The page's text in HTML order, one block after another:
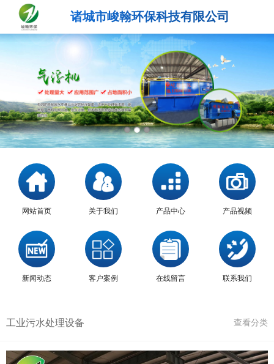
诸城市峻翰环保科技有限公司
网站首页 关于我们 产品中心 产品视频
新闻动态 客户案例 在线留言 联系我们
工业污水处理设备 查看分类